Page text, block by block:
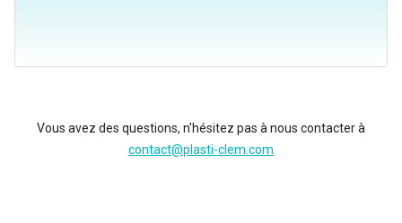
Vous avez des questions, n'hésitez pas à nous contacter à
contact@plasti-clem.com